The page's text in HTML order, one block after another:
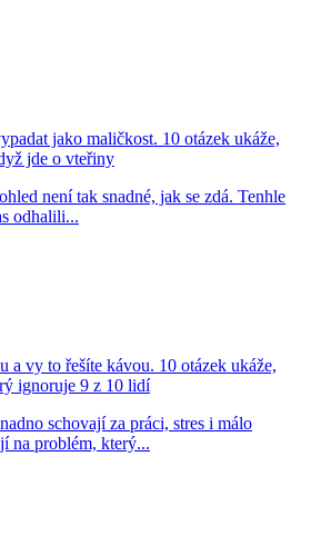
jako maličkost. 10 otázek ukáže,
jde o vteřiny
není tak snadné, jak se zdá. Tenhle
odhalili...
a vy to řešíte kávou. 10 otázek ukáže,
ignoruje 9 z 10 lidí
schovají za práci, stres i málo
na problém, který...